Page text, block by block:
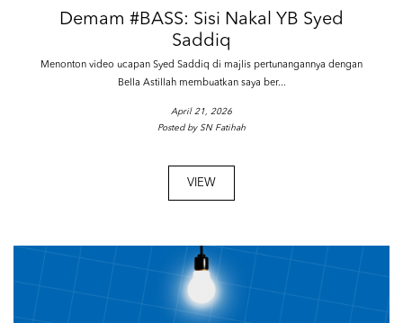
Demam #BASS: Sisi Nakal YB Syed
Saddiq
Menonton video ucapan Syed Saddiq di majlis pertunangannya dengan
Bella Astillah membuatkan saya ber...
April 21, 2026
Posted by SN Fatihah
VIEW